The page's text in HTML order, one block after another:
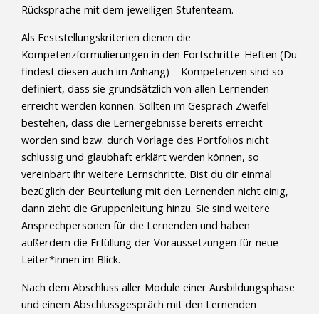
Rücksprache mit dem jeweiligen Stufenteam.
Als Feststellungskriterien dienen die
Kompetenzformulierungen in den Fortschritte-Heften (Du
findest diesen auch im Anhang) – Kompetenzen sind so
definiert, dass sie grundsätzlich von allen Lernenden
erreicht werden können. Sollten im Gespräch Zweifel
bestehen, dass die Lernergebnisse bereits erreicht
worden sind bzw. durch Vorlage des Portfolios nicht
schlüssig und glaubhaft erklärt werden können, so
vereinbart ihr weitere Lernschritte. Bist du dir einmal
bezüglich der Beurteilung mit den Lernenden nicht einig,
dann zieht die Gruppenleitung hinzu. Sie sind weitere
Ansprechpersonen für die Lernenden und haben
außerdem die Erfüllung der Voraussetzungen für neue
Leiter*innen im Blick.
Nach dem Abschluss aller Module einer Ausbildungsphase
und einem Abschlussgespräch mit den Lernenden